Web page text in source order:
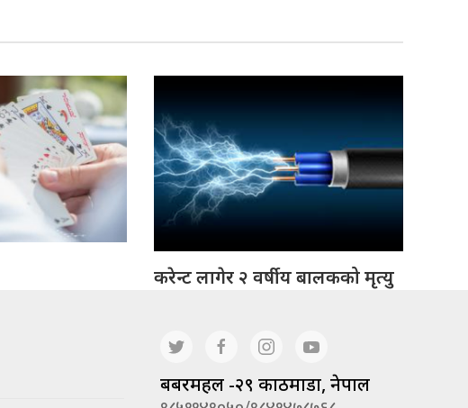
करेन्ट लागेर २ वर्षीय बालकको मृत्यु
बबरमहल -२९ काठमाडौं, नेपाल